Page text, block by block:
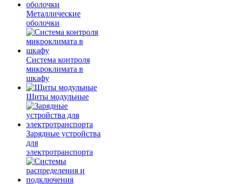
Металлические
оболочки
Система контроля
микроклимата в
шкафу
Щиты модульные
Зарядные устройства
для
электротранспорта